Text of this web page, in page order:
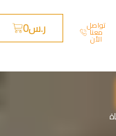
تواصل
معنا
الأن
ر.س0